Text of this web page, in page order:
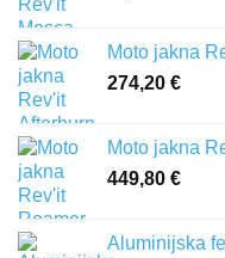
Moto jakna
274,20 €
Moto jakna
449,80 €
Aluminijska